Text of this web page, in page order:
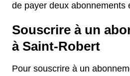
de payer deux abonnements
Souscrire à un
à Saint-Robert
Pour souscrire à un